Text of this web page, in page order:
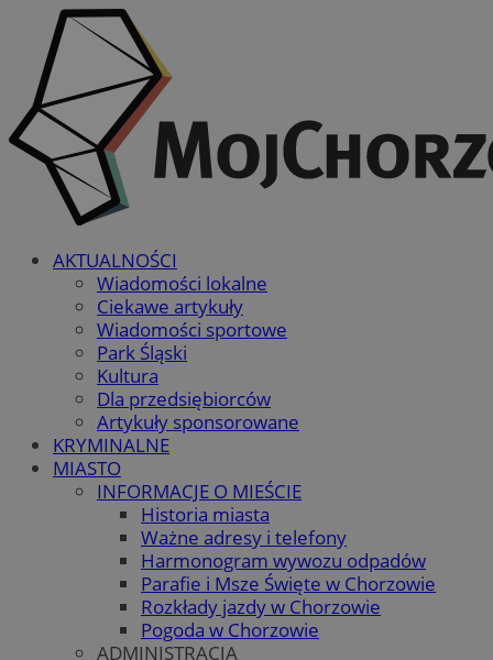
AKTUALNOŚCI
Wiadomości lokalne
Ciekawe artykuły
Wiadomości sportowe
Park Śląski
Kultura
Dla przedsiębiorców
Artykuły sponsorowane
KRYMINALNE
MIASTO
INFORMACJE O MIEŚCIE
Historia miasta
Ważne adresy i telefony
Harmonogram wywozu odpadów
Parafie i Msze Święte w Chorzowie
Rozkłady jazdy w Chorzowie
Pogoda w Chorzowie
ADMINISTRACJA